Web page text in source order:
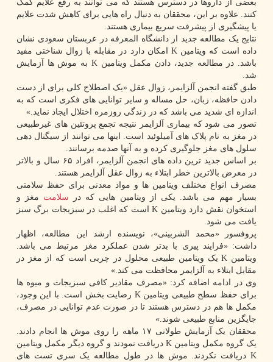
بعضی از داروها در دسترس هستند که می توانند به رفع علایم کمک
کنند. علاوه بر این، محققان به دنبال راه هایی برای کاهش شدت علایم
یا پیشگیری از پیشرفت سریع بیماری هستند.
نتایج یک مطالعه جدید از دانشگاه المعرفه در عربستان سعودی نشان
داده است که ویتامین K امکان دارد در مقابله با زوال شناختی مفید
باشد. در مطالعه جدید، دادن مکمل ویتامین K به موش ها آزمایش
شد.
طبق گفته انجمن آلزایمر، زوال عقل «یک اصطلاح کلی برای از دست
دادن حافظه، زبان، حل مساله و سایر توانایی های فکری است که به
اندازه ای شدید می باشد که در زندگی روزمره اختلال ایجاد نماید.»
تصور می شود که بیماری آلزایمر نتیجه تجمع پروتئین های غیرطبیعی
در مغز به نام پلاک های آمیلوئید است. اینها می توانند از سیگنال دهی
سلول های مغز جلوگیری کرده و به آنها صدمه برسانند.
بر اساس جدید ترین داده های انجمن آلزایمر، افراد ۶۵ سال و بالاتر
در معرض بالاترین خطر ابتلاء به زوال عقل آلزایمر هستند.
مصرف انواع مختلف ویتامین ها و مواد معدنی برای حفظ سلامتی
بسیار مهم می باشد. یکی از ویتامین هایی که در سلامت مغز و
استخوان نقش دارد ویتامین K است که اغلب در سبزیجات برگ سبز
یافت می شود.
پروفسور «محمد الشربینی»، نویسنده ارشد این مطالعه، اظهار
داشت: «فرایند پیری با بدتر شدن عملکرد مغز مرتبط می باشد.
ویتامین K یک ویتامین طبیعی محلول در چربی است که از مغز در
مقابل ابتلاء به آلزایمر محافظت می کند.»
وی در ادامه اضافه کرد: «مصرف مقادیر کافی سبزیجات و میوه ها
برای حفظ سطح طبیعی ویتامین K رضایت بخش است. با این وجود،
مکمل ها هم در دسترس هستند تا در صورت عدم توانایی در مصرف،
جایگزین منابع طبیعی شوند.»
محققان یک آزمایش طولانی ۱۷ ماهه را روی موش ها انجام دادند.
یک گروه مکمل ویتامین K دریافت نمودند و گروه دیگر مکمل ویتامین
K دریافت نکردند. موش ها در طول مطالعه یک سری تست های